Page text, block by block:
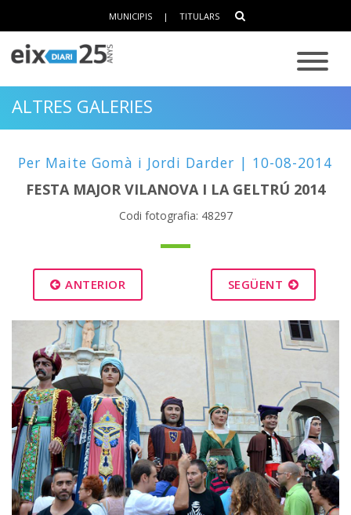
MUNICIPIS | TITULARS
ALTRES GALERIES
Per Maite Gomà i Jordi Darder | 10-08-2014
FESTA MAJOR VILANOVA I LA GELTRÚ 2014
Codi fotografia: 48297
ANTERIOR SEGÜENT